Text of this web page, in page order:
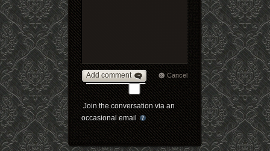
Add comment Cancel
Join the conversation via an
occasional email